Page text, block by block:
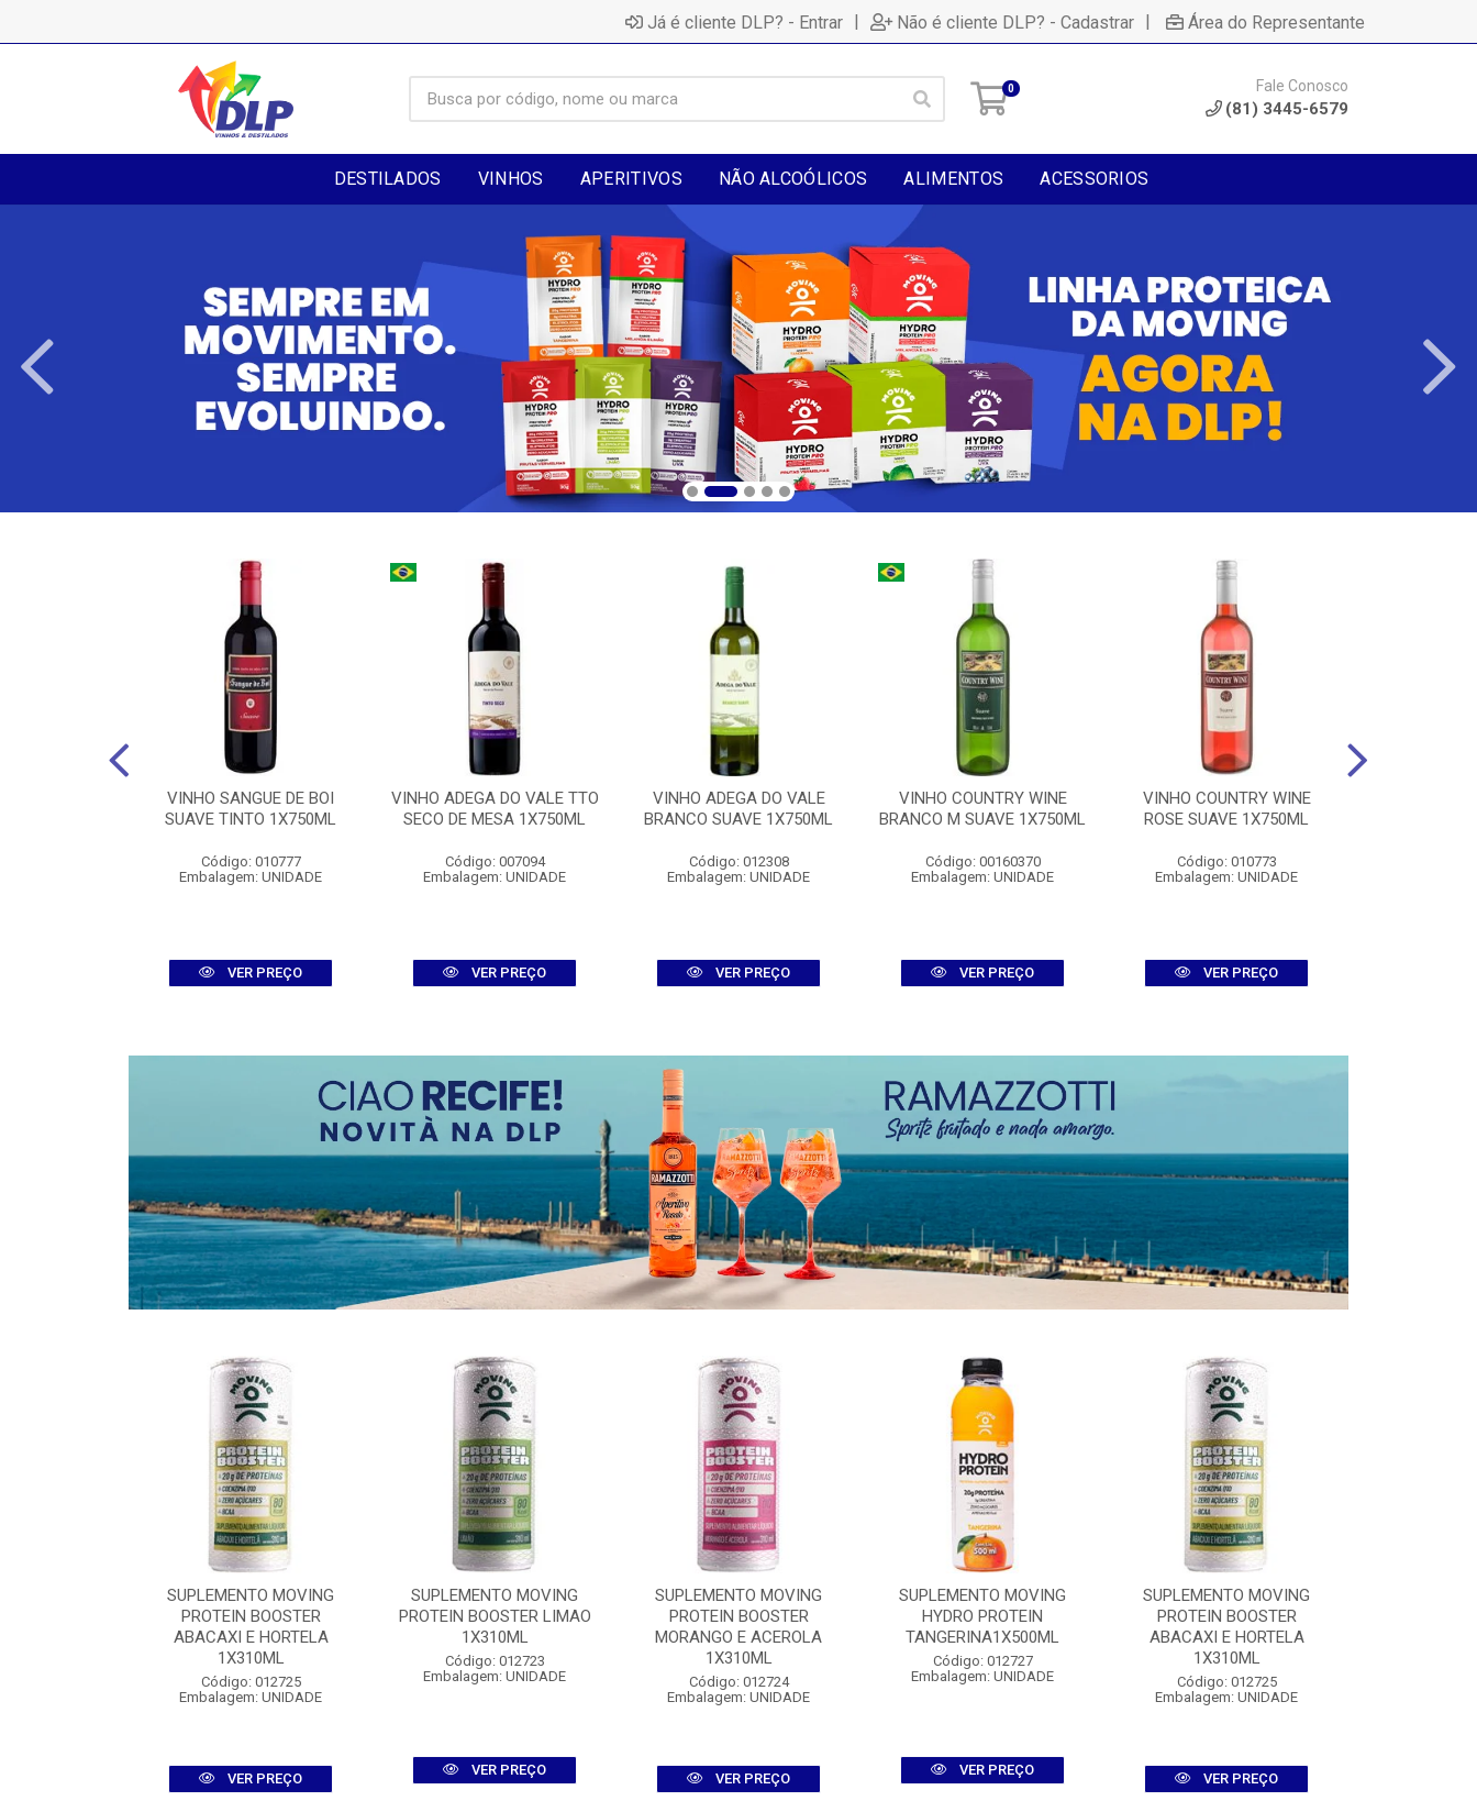
Já é cliente DLP? - Entrar | Não é cliente DLP? - Cadastrar | Área do Representante
0 Fale Conosco
(81) 3445-6579
DESTILADOS VINHOS APERITIVOS NÃO ALCOÓLICOS ALIMENTOS ACESSORIOS
VINHO SANGUE DE BOI
SUAVE TINTO 1X750ML
Código: 010777
Embalagem: UNIDADE
VER PREÇO
VINHO ADEGA DO VALE TTO
SECO DE MESA 1X750ML
Código: 007094
Embalagem: UNIDADE
VER PREÇO
VINHO ADEGA DO VALE
BRANCO SUAVE 1X750ML
Código: 012308
Embalagem: UNIDADE
VER PREÇO
VINHO COUNTRY WINE
BRANCO M SUAVE 1X750ML
Código: 00160370
Embalagem: UNIDADE
VER PREÇO
VINHO COUNTRY WINE
ROSE SUAVE 1X750ML
Código: 010773
Embalagem: UNIDADE
VER PREÇO
SUPLEMENTO MOVING
PROTEIN BOOSTER
ABACAXI E HORTELA
1X310ML
Código: 012725
Embalagem: UNIDADE
VER PREÇO
SUPLEMENTO MOVING
PROTEIN BOOSTER LIMAO
1X310ML
Código: 012723
Embalagem: UNIDADE
VER PREÇO
SUPLEMENTO MOVING
PROTEIN BOOSTER
MORANGO E ACEROLA
1X310ML
Código: 012724
Embalagem: UNIDADE
VER PREÇO
SUPLEMENTO MOVING
HYDRO PROTEIN
TANGERINA1X500ML
Código: 012727
Embalagem: UNIDADE
VER PREÇO
SUPLEMENTO MOVING
PROTEIN BOOSTER
ABACAXI E HORTELA
1X310ML
Código: 012725
Embalagem: UNIDADE
VER PREÇO